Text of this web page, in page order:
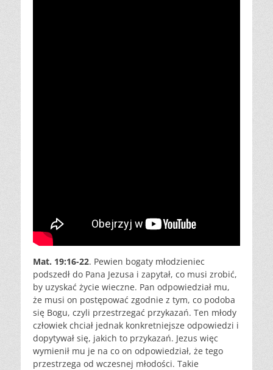
Mat. 19:16-22. Pewien bogaty młodzieniec
podszedł do Pana Jezusa i zapytał, co musi zrobić,
by uzyskać życie wieczne. Pan odpowiedział mu,
że musi on postępować zgodnie z tym, co podoba
się Bogu, czyli przestrzegać przykazań. Ten młody
człowiek chciał jednak konkretniejsze odpowiedzi i
dopytywał się, jakich to przykazań. Jezus więc
wymienił mu je na co on odpowiedział, że tego
przestrzega od wczesnej młodości. Takie